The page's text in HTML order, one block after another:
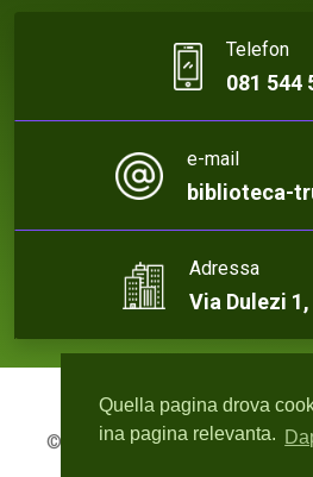
Quella pagina drova
ina pagina relevanta.
Telefon
081 544
e-mail
biblioteca-
Adressa
Via Dulezi
© 2026 Biblioteca Trun |